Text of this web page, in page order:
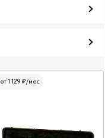
от 1 129 ₽/мес